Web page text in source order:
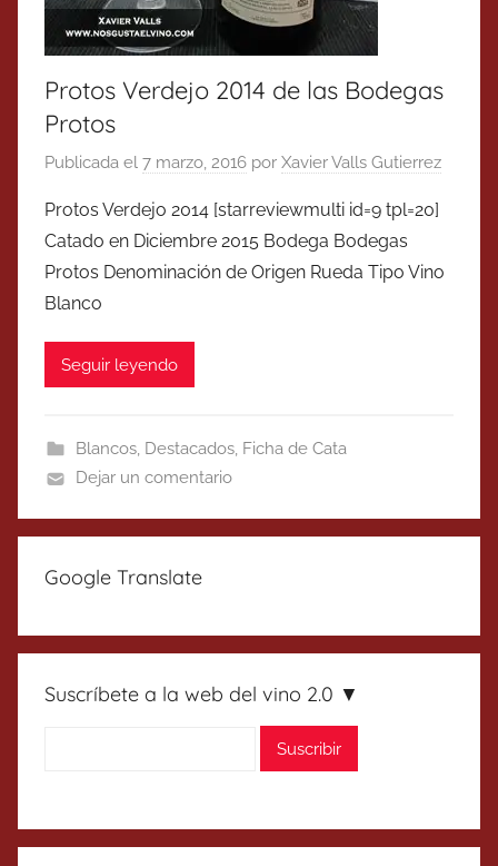
Protos Verdejo 2014 de las Bodegas
Protos
Publicada el 7 marzo, 2016 por Xavier Valls Gutierrez
Protos Verdejo 2014 [starreviewmulti id=9 tpl=20]
Catado en Diciembre 2015 Bodega Bodegas
Protos Denominación de Origen Rueda Tipo Vino
Blanco
Seguir leyendo
Blancos, Destacados, Ficha de Cata
Dejar un comentario
Google Translate
Suscríbete a la web del vino 2.0 ▼